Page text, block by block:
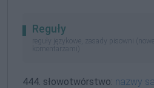
Reguły
reguły językowe, zasady pisowni
komentarzami)
444. słowotwórstwo: nazwy